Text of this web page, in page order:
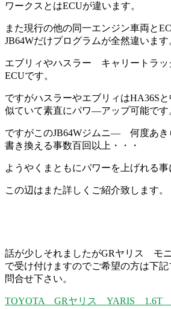
ワークスとはECUが違います。
また現行の他の同一エンジン車両と
JB64Wだけプログラムが全然違います
エブリィやハスラー キャリートラッ
ECUです。
ですがハスラーやエブリィはHA36S
似ていて素直にパワ―アップ可能です
ですがこのJB64Wジムニ― 何度あき
書き換える事数百回以上・・・
ようやくまともにパワーを上げれる事
この辺はまた詳しくご紹介致します。
話が少しそれましたがGRヤリス モ
で受け付けますのでご希望の方は下
問合せ下さい。
TOYOTA GRヤリス YARIS 1.6T